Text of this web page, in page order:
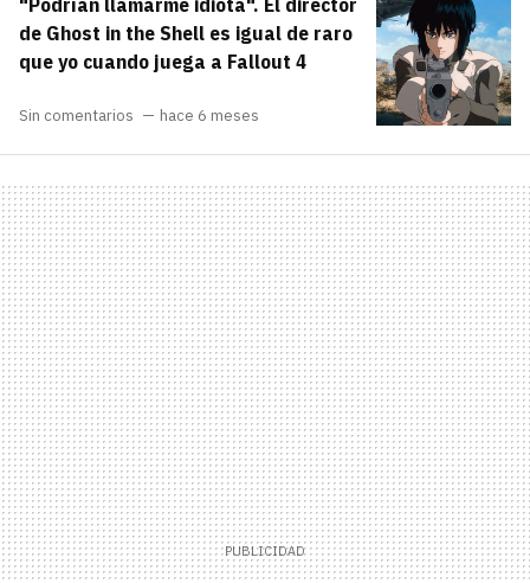
de Ghost in the Shell es igual de raro
que yo cuando juega a Fallout 4
Sin comentarios hace 6 meses